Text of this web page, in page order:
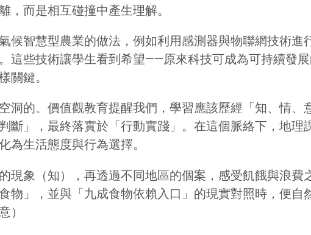
，而是相互碰撞中產生理解。
候智慧型農業的做法，例如利用感測器與物聯網技術進
這些技術讓學生看到希望——原來科技可成為可持續發
關鍵。
洞的。價值觀教育提醒我們，學習應該歷經「知、情
斷」，最終落實於「行動實踐」。在這個脈絡下，地理
為生活態度與行為選擇。
現象（知），再透過不同地區的個案，感受飢餓與浪費
物」，並與「九成食物依賴入口」的現實對照時，便自
）